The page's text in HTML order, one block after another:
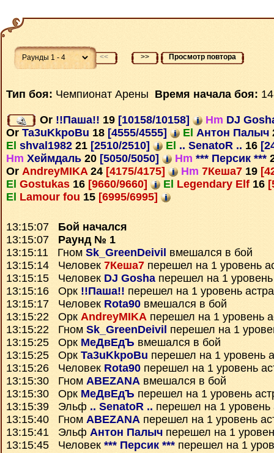
<< >> Просмотр повтора
Тип боя: Чемпионат Арены Время начала боя:
Or !!Паша!! 19 [10158/10158] Hm DJ
Or Ta3uKkpoBu 18 [4555/4555] El Антон Палыч
El shval1982 21 [2510/2510] El .. SenatoR .. 16
Hm Хеймдаль 20 [5050/5050] Hm *** Персик ***
Or AndreyMIKA 24 [4175/4175] Hm 7Кеша7 19
El Gostukas 16 [9660/9660] El Legendary Elf 16
El Lamour fou 15 [6995/6995]
13:15:07 Бой начался
13:15:07 Раунд № 1
13:15:11 Гном Sk_GreenDeivil вмешался в бой
13:15:14 Человек 7Кеша7 перешел на 1 уровень
13:15:15 Человек DJ Gosha перешел на 1
13:15:16 Орк !!Паша!! перешел на 1 уровень
13:15:17 Человек Rota90 вмешался в бой
13:15:22 Орк AndreyMIKA перешел на 1 уровень
13:15:22 Гном Sk_GreenDeivil перешел на 1
13:15:25 Орк МеДвЕдЪ вмешался в бой
13:15:25 Орк Ta3uKkpoBu перешел на 1 уровень
13:15:26 Человек Rota90 перешел на 1 уровень
13:15:30 Гном ABEZANA вмешался в бой
13:15:30 Орк МеДвЕдЪ перешел на 1 уровень
13:15:39 Эльф .. SenatoR .. перешел на 1 уровень
13:15:40 Гном ABEZANA перешел на 1 уровень
13:15:41 Эльф Антон Палыч перешел на 1
13:15:45 Человек *** Персик *** перешел на 1